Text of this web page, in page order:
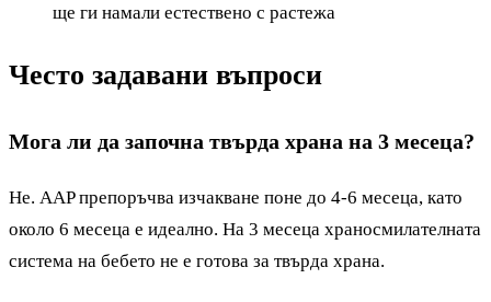
ще ги намали естествено с растежа
Често задавани въпроси
Мога ли да започна твърда храна на 3 месеца?
Не. AAP препоръчва изчакване поне до 4-6 месеца, като
около 6 месеца е идеално. На 3 месеца храносмилателната
система на бебето не е готова за твърда храна.